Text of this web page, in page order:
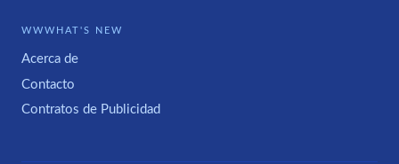
WWWHAT'S NEW
Acerca de
Contacto
Contratos de Publicidad